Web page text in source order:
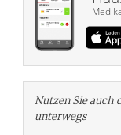
Nutzen Sie auch
unterwegs